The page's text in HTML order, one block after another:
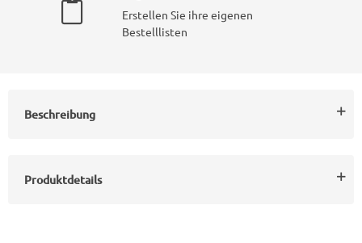
Erstellen Sie ihre eigenen
Bestelllisten
Beschreibung
Produktdetails